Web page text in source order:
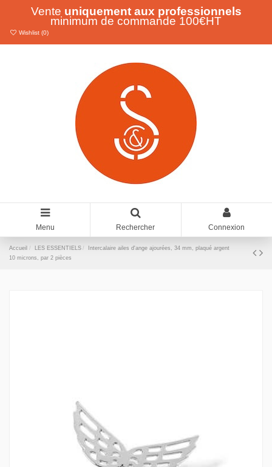
Vente uniquement aux professionnels
minimum de commande 100€HT
Wishlist (0)
Menu Rechercher Connexion
Accueil LES ESSENTIELS
Intercalaire ailes d'ange ajourées, 34 mm, plaqué argent
10 microns, par 2 pièces